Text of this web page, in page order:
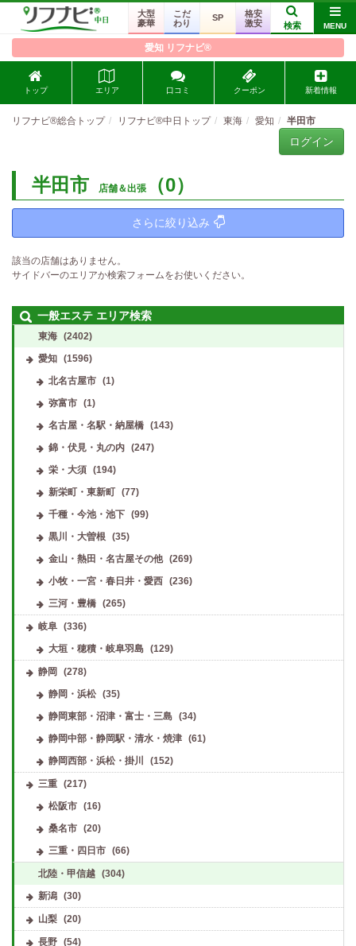
大型
豪華
こだ
わり
SP
格安
激安
検索 MENU
愛知 リフナビ®
トップ エリア 口コミ クーポン 新着情報
リフナビ®総合トップ リフナビ®中日トップ 東海 愛知 半田市
ログイン
半田市 店舗＆出張 （0）
さらに絞り込み
該当の店舗はありません。
サイドバーのエリアか検索フォームをお使いください。
一般エステ エリア検索
東海 (2402)
愛知 (1596)
北名古屋市
(1)
弥富市
(1)
名古屋・名駅・納屋橋
(143)
錦・伏見・丸の内
(247)
栄・大須
(194)
新栄町・東新町
(77)
千種・今池・池下
(99)
黒川・大曽根
(35)
金山・熱田・名古屋その他
(269)
小牧・一宮・春日井・愛西
(236)
三河・豊橋
(265)
岐阜 (336)
大垣・穂積・岐阜羽島
(129)
静岡
(278)
静岡・浜松
(35)
静岡東部・沼津・富士・三島
(34)
静岡中部・静岡駅・清水・焼津
(61)
静岡西部・浜松・掛川
(152)
三重 (217)
松阪市
(16)
桑名市
(20)
三重・四日市
(66)
北陸・甲信越 (304)
新潟 (30)
山梨 (20)
長野 (54)